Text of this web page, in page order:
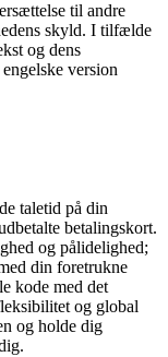
til andre
skyld. I tilfælde
og dens
version
taletid på din
betalingskort.
og pålidelighed;
din foretrukne
kode med det
og global
og holde dig